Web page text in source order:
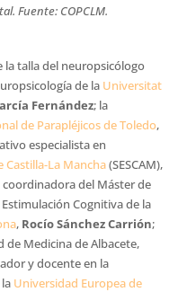
Fuente: COPCLM.
talla del neuropsicólogo
de la Universitat
Fernández; la
de Parapléjicos de Toledo,
especialista en
Castilla-La Mancha(SESCAM),
coordinadora del Máster de
Cognitiva de la
, Rocío Sánchez Carrión;
de Medicina de Albacete,
y docente en la
Universidad Europea de